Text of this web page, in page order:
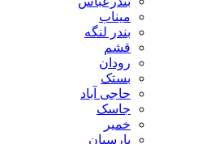
میناب
بندر لنگه
قشم
رودان
بستک
حاجی آباد
جاسک
خمیر
پارسیان